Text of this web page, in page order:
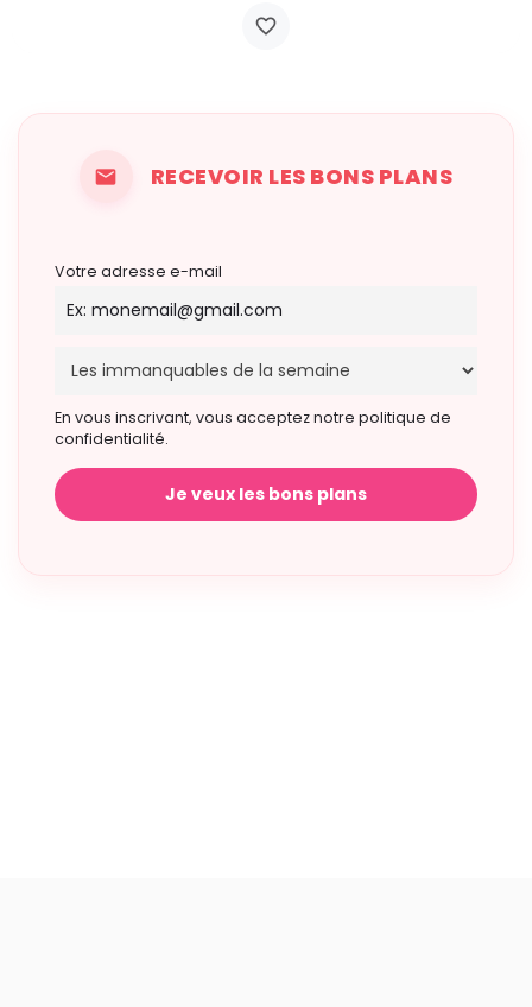
RECEVOIR LES BONS PLANS
Votre adresse e-mail
En vous inscrivant, vous acceptez notre politique de
confidentialité.